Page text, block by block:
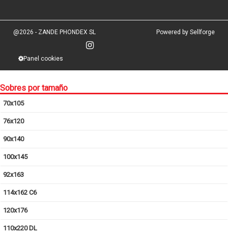
@2026 - ZANDE PHONDEX SL
Panel cookies
Powered by Sellforge
Sobres por tamaño
70x105
76x120
90x140
100x145
92x163
114x162 C6
120x176
110x220 DL